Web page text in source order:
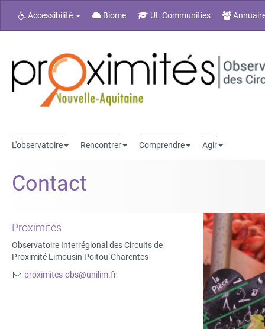
Accessibilité Biome UL Communities
L'observatoire Rencontrer Comprendre Agir
Contact
Proximités
Observatoire Interrégional des Circuits de
Proximité Limousin Poitou-Charentes
proximites-obs@unilim.fr